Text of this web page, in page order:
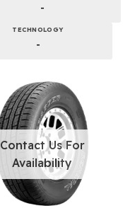
-
TECHNOLOGY
-
Contact Us For
Availability